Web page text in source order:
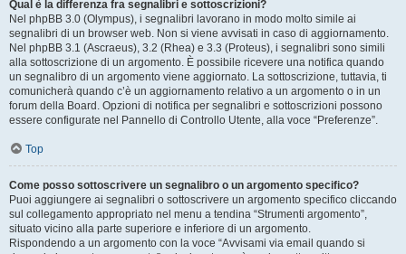
Qual è la differenza fra segnalibri e sottoscrizioni?
Nel phpBB 3.0 (Olympus), i segnalibri lavorano in modo molto simile ai
segnalibri di un browser web. Non si viene avvisati in caso di aggiornamento.
Nel phpBB 3.1 (Ascraeus), 3.2 (Rhea) e 3.3 (Proteus), i segnalibri sono simili
alla sottoscrizione di un argomento. È possibile ricevere una notifica quando
un segnalibro di un argomento viene aggiornato. La sottoscrizione, tuttavia, ti
comunicherà quando c’è un aggiornamento relativo a un argomento o in un
forum della Board. Opzioni di notifica per segnalibri e sottoscrizioni possono
essere configurate nel Pannello di Controllo Utente, alla voce “Preferenze”.
Top
Come posso sottoscrivere un segnalibro o un argomento specifico?
Puoi aggiungere ai segnalibri o sottoscrivere un argomento specifico cliccando
sul collegamento appropriato nel menu a tendina “Strumenti argomento”,
situato vicino alla parte superiore e inferiore di un argomento.
Rispondendo a un argomento con la voce “Avvisami via email quando si